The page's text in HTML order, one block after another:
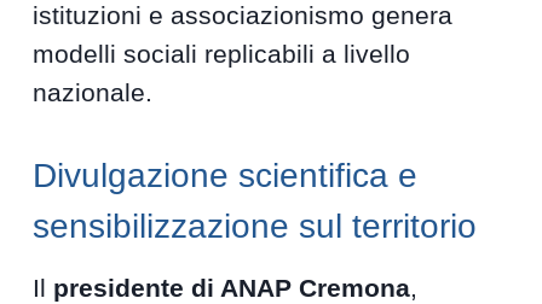
istituzioni e associazionismo genera
modelli sociali replicabili a livello
nazionale.
Divulgazione scientifica e
sensibilizzazione sul territorio
Il presidente di ANAP Cremona,